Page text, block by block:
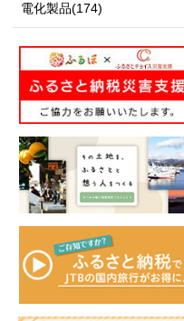
電化製品(174)